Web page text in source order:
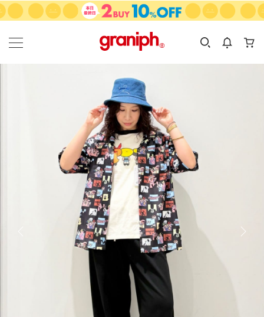
カテゴリーから探す
KIDS
カテゴリ
サイズ